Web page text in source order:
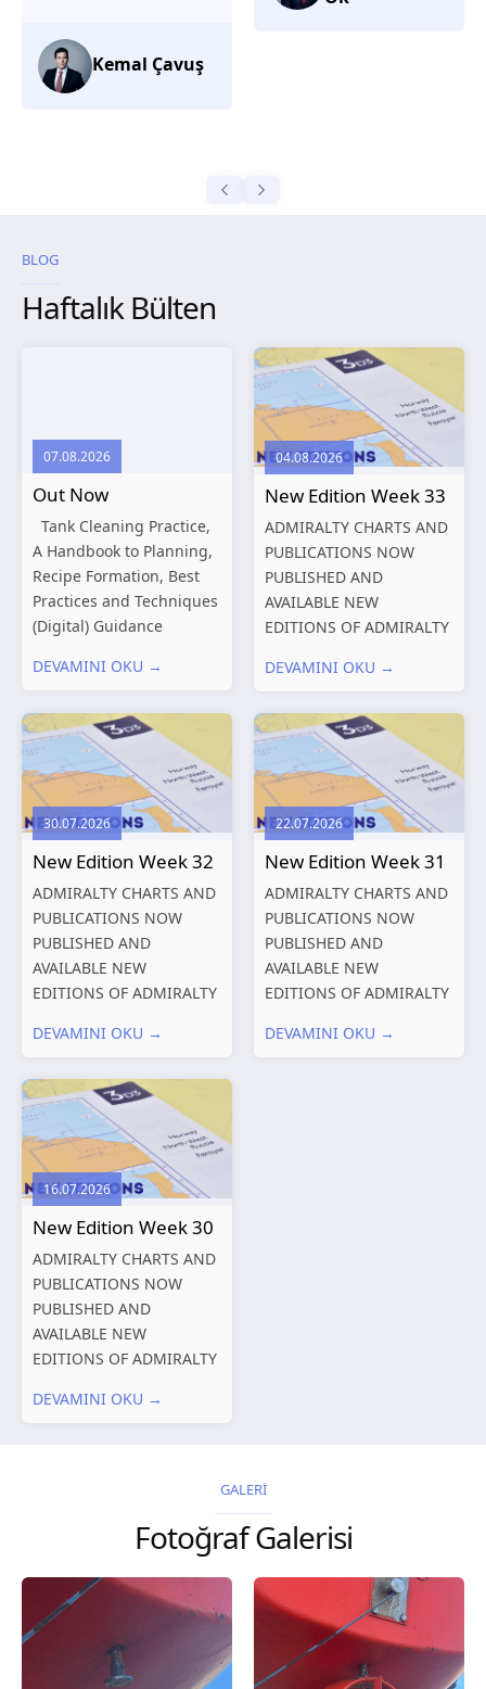
BLOG
Haftalık Bülten
07.08.2026
Out Now
Tank Cleaning Practice,
A Handbook to Planning,
Recipe Formation, Best
Practices and Techniques
(Digital) Guidance
Structures – Consolidated
Shipping and the
Environment – A Guide to
Environmental
Compliance...
DEVAMINI OKU →
04.08.2026
New Edition Week 33
ADMIRALTY CHARTS AND
PUBLICATIONS NOW
PUBLISHED AND
AVAILABLE NEW
EDITIONS OF ADMIRALTY
PUBLICATIONS New
Charts published 13
August 2026 Chart
Title, limits
and other remarks
319
International chart
DEVAMINI OKU →
30.07.2026
New Edition Week 32
ADMIRALTY CHARTS AND
PUBLICATIONS NOW
PUBLISHED AND
AVAILABLE NEW
EDITIONS OF ADMIRALTY
PUBLICATIONS New
Charts published 06
August 2026 Chart Title,
limits and other remarks
1602 China – Chang...
DEVAMINI OKU →
22.07.2026
New Edition Week 31
ADMIRALTY CHARTS AND
PUBLICATIONS NOW
PUBLISHED AND
AVAILABLE NEW
EDITIONS OF ADMIRALTY
PUBLICATIONS New
DEVAMINI OKU →
16.07.2026
New Edition Week 30
ADMIRALTY CHARTS AND
PUBLICATIONS NOW
PUBLISHED AND
AVAILABLE NEW
EDITIONS OF ADMIRALTY
PUBLICATIONS New
remarks 67 Gulf of...
DEVAMINI OKU →
GALERİ
Fotoğraf Galerisi